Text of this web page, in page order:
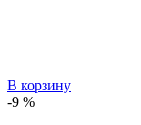
В корзину
-9 %